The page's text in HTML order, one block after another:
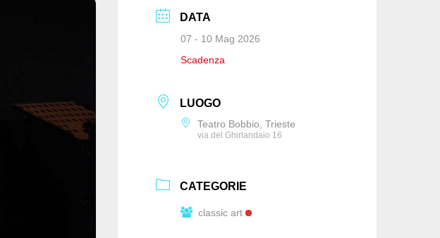
DATA
07 - 10 Mag 2026
Scadenza
LUOGO
Teatro Bobbio, Trieste
via del Ghirlandaio 16
CATEGORIE
classic art